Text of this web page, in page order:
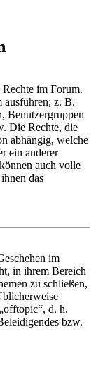
Rechte im Forum.
z. B.
Benutzergruppen
Die Rechte, die
abhängig, welche
ein anderer
auch volle
das
im
in ihrem Bereich
zu schließen,
d. h.
bzw.